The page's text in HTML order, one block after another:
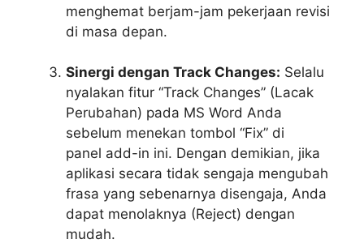
menghemat berjam-jam pekerjaan revisi
di masa depan.
Sinergi dengan Track Changes: Selalu
nyalakan fitur “Track Changes” (Lacak
Perubahan) pada MS Word Anda
sebelum menekan tombol “Fix” di
panel add-in ini. Dengan demikian, jika
aplikasi secara tidak sengaja mengubah
frasa yang sebenarnya disengaja, Anda
dapat menolaknya (Reject) dengan
mudah.